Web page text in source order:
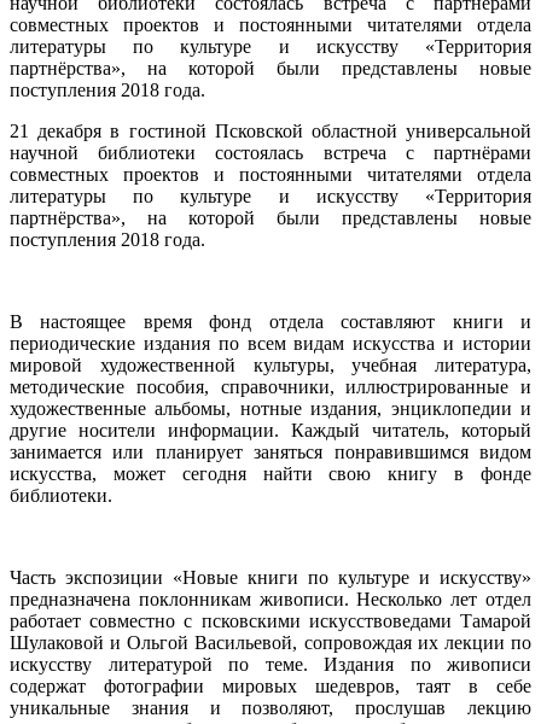
совместных проектов и постоянными читателями отдела
литературы по культуре и искусству «Территория
партнёрства», на которой были представлены новые
поступления 2018 года.
21 декабря в гостиной Псковской областной универсальной
научной библиотеки состоялась встреча с партнёрами
совместных проектов и постоянными читателями отдела
литературы по культуре и искусству «Территория
партнёрства», на которой были представлены новые
поступления 2018 года.
В настоящее время фонд отдела составляют книги и
периодические издания по всем видам искусства и истории
мировой художественной культуры, учебная литература,
методические пособия, справочники, иллюстрированные и
художественные альбомы, нотные издания, энциклопедии и
другие носители информации. Каждый читатель, который
занимается или планирует заняться понравившимся видом
искусства, может сегодня найти свою книгу в фонде
библиотеки.
Часть экспозиции «Новые книги по культуре и искусству»
предназначена поклонникам живописи. Несколько лет отдел
работает совместно с псковскими искусствоведами Тамарой
Шулаковой и Ольгой Васильевой, сопровождая их лекции по
искусству литературой по теме. Издания по живописи
содержат фотографии мировых шедевров, таят в себе
уникальные знания и позволяют, прослушав лекцию